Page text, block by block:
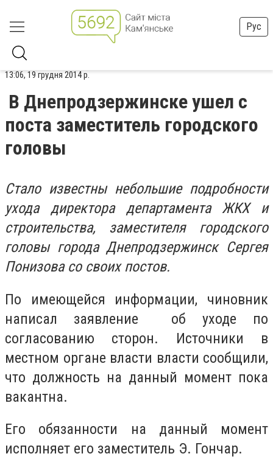
Рус
13:06, 19 грудня 2014 р.
В Днепродзержинске ушел с
поста заместитель городского
головы
Стало известны небольшие подробности
ухода директора департамента ЖКХ и
строительства, заместителя городского
головы города Днепродзержинск Сергея
Понизова со своих постов.
По имеющейся информации, чиновник
написал заявление об уходе по
согласованию сторон. Источники в
местном органе власти власти сообщили,
что должность на данный момент пока
вакантна.
Его обязанности на данный момент
исполняет его заместитель Э. Гончар.